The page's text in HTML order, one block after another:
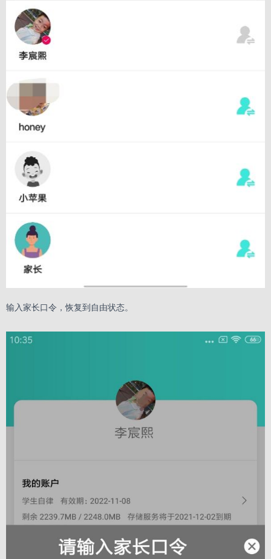
输入家长口令，恢复到自由状态。